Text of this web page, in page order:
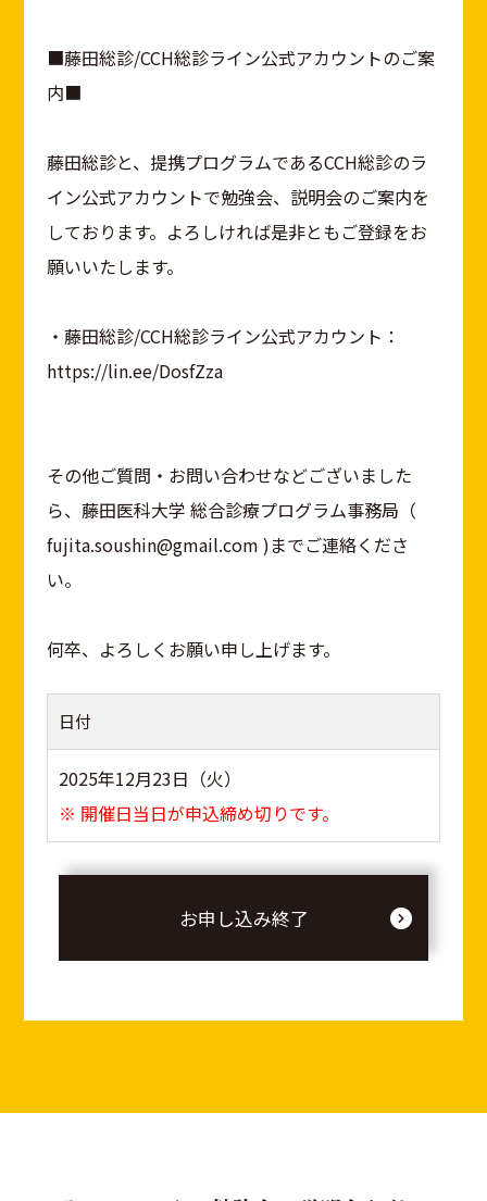
■藤田総診/CCH総診ライン公式アカウントのご案
内■
藤田総診と、提携プログラムであるCCH総診のラ
イン公式アカウントで勉強会、説明会のご案内を
しております。よろしければ是非ともご登録をお
願いいたします。
・藤田総診/CCH総診ライン公式アカウント：
https://lin.ee/DosfZza
その他ご質問・お問い合わせなどございました
ら、藤田医科大学 総合診療プログラム事務局（
fujita.soushin@gmail.com )までご連絡くださ
い。
何卒、よろしくお願い申し上げます。
日付
2025年12月23日（火）
※ 開催日当日が申込締め切りです。
お申し込み終了